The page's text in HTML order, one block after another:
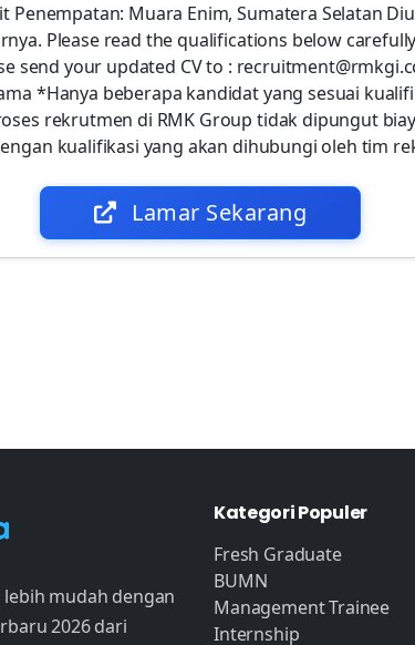
Penempatan: Muara Enim, Sumatera Selatan
Please read the qualifications below
send your updated CV to :
*Hanya beberapa kandidat yang sesuai
rekrutmen di RMK Group tidak dipungut
kualifikasi yang akan dihubungi oleh tim
Lamar Sekarang
mudah dengan
2026 dari
Kategori Populer
Fresh Graduate
BUMN
Management Trainee
Internship